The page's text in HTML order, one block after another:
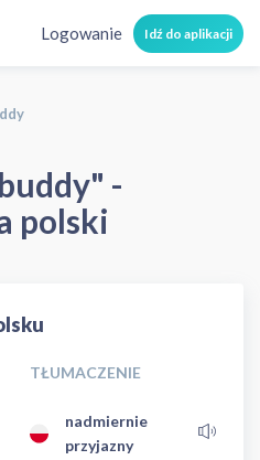
Logowanie Idź do aplikacji
-
polski
TŁUMACZENIE
nadmiernie
przyjazny